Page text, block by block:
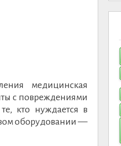
медицинская
с повреждениями
кто нуждается в
оборудовании —